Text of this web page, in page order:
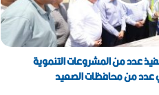
يحسم الجدل: المدرب الإسباني يبتعد عن
كاملًا
عدد من المشروعات التنموية
عدد من محافظات الصعيد